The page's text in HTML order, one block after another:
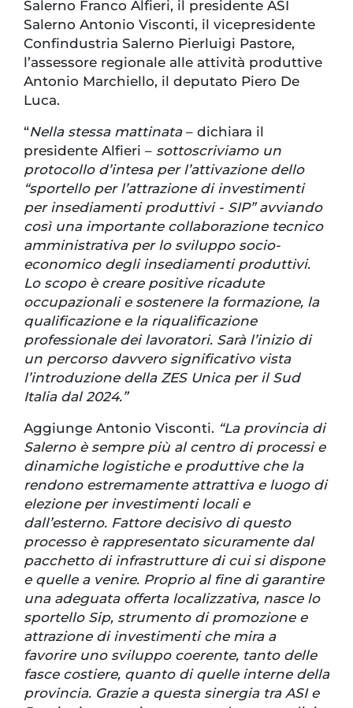
Salerno Franco Alfieri, il presidente ASI
Salerno Antonio Visconti, il vicepresidente
Confindustria Salerno Pierluigi Pastore,
l’assessore regionale alle attività produttive
Antonio Marchiello, il deputato Piero De
Luca.
“Nella stessa mattinata – dichiara il
presidente Alfieri – sottoscriviamo un
protocollo d’intesa per l’attivazione dello
“sportello per l’attrazione di investimenti
per insediamenti produttivi - SIP” avviando
così una importante collaborazione tecnico
amministrativa per lo sviluppo socio-
economico degli insediamenti produttivi.
Lo scopo è creare positive ricadute
occupazionali e sostenere la formazione, la
qualificazione e la riqualificazione
professionale dei lavoratori. Sarà l’inizio di
un percorso davvero significativo vista
l’introduzione della ZES Unica per il Sud
Italia dal 2024.”
Aggiunge Antonio Visconti. “La provincia di
Salerno è sempre più al centro di processi e
dinamiche logistiche e produttive che la
rendono estremamente attrattiva e luogo di
elezione per investimenti locali e
dall’esterno. Fattore decisivo di questo
processo è rappresentato sicuramente dal
pacchetto di infrastrutture di cui si dispone
e quelle a venire. Proprio al fine di garantire
una adeguata offerta localizzativa, nasce lo
sportello Sip, strumento di promozione e
attrazione di investimenti che mira a
favorire uno sviluppo coerente, tanto delle
fasce costiere, quanto di quelle interne della
provincia. Grazie a questa sinergia tra ASI e